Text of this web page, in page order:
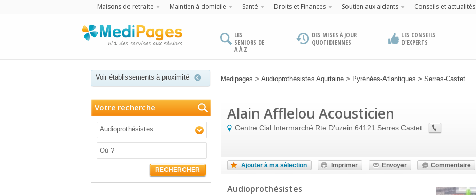
Maisons de retraite Maintien à domicile Santé Droits et Finances Soutien aux aidants Conseils et actualités
LES
SENIORS DE
A À Z
DES MISES À JOUR
QUOTIDIENNES
LES CONSEILS
D'EXPERTS
Voir établissements à proximité Medipages > Audioprothésistes Aquitaine > Pyrénées-Atlantiques > Serres-Castet
Votre recherche
Audioprothésistes
RECHERCHER
Alain Afflelou Acousticien
Centre Cial Intermarché Rte D'uzein 64121 Serres Castet
Ajouter à ma sélection Imprimer Envoyer Commentaire
Audioprothésistes